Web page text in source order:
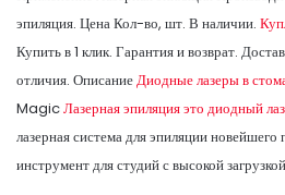
эпиляция. Цена Кол-во, шт. В наличии.
Купить в 1 клик. Гарантия и возврат.
отличия. ОписаниеДиодные лазеры в
MagicЛазерная эпиляция это диодный
лазерная система для эпиляции
инструмент для студий с высокой